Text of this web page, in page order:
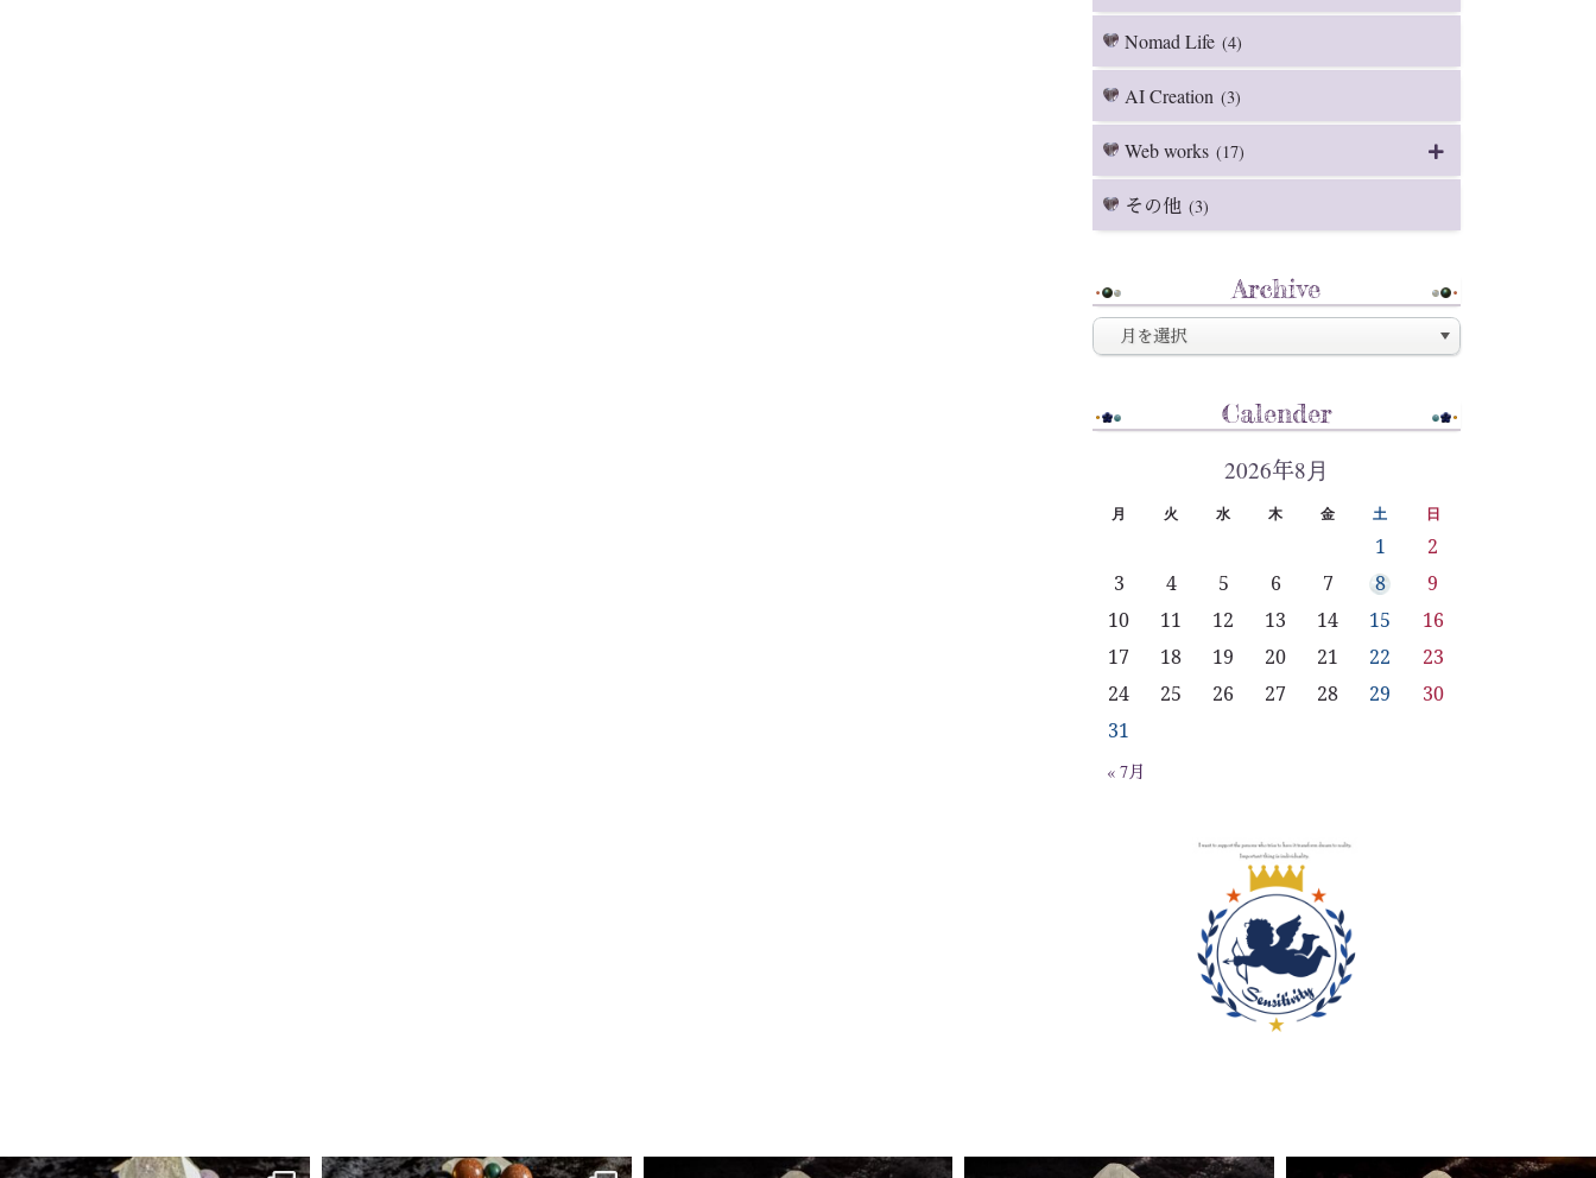
Nomad Life (4)
AI Creation (3)
Web works (17)
その他 (3)
Archive
Calender
2026年8月
月 火 水 木 金 土 日
1
2
3
4 5 6 7 8
9
10
11 12 13 14 15
16
17
18 19 20 21 22
23
24
25 26 27 28 29
30
31
« 7月